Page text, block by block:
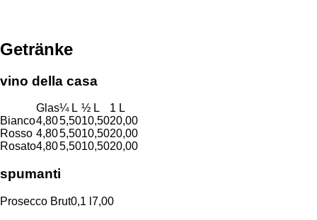
Getränke
vino della casa
Glas¼ L ½ L
1 L
Bianco4,805,5010,5020,00
Rosso 4,805,5010,5020,00
Rosato4,805,5010,5020,00
spumanti
Prosecco Brut0,1 l 7,00